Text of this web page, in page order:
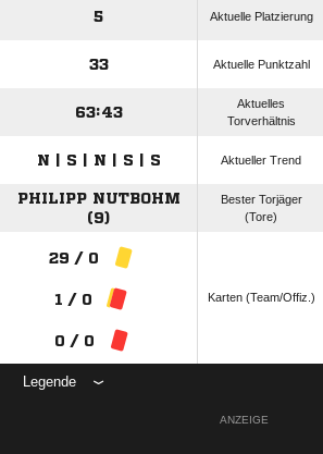
5 Aktuelle Platzierung
33 Aktuelle Punktzahl
63:43
Aktuelles
Torverhältnis
N | S | N | S | S Aktueller Trend
PHILIPP NUTBOHM
(9)
Bester Torjäger
(Tore)
29 / 0
1 / 0
0 / 0
Karten (Team/Offiz.)
Legende
ANZEIGE